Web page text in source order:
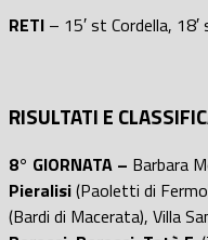
RETI – 15′ st Cordella,
RISULTATI E
8° GIORNATA – Barbara
Pieralisi(Paoletti di
(Bardi di Macerata), Villa